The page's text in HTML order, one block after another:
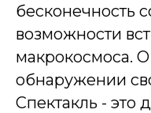
бесконечность
возможности
макрокосмоса.
обнаружении
Спектакль - это